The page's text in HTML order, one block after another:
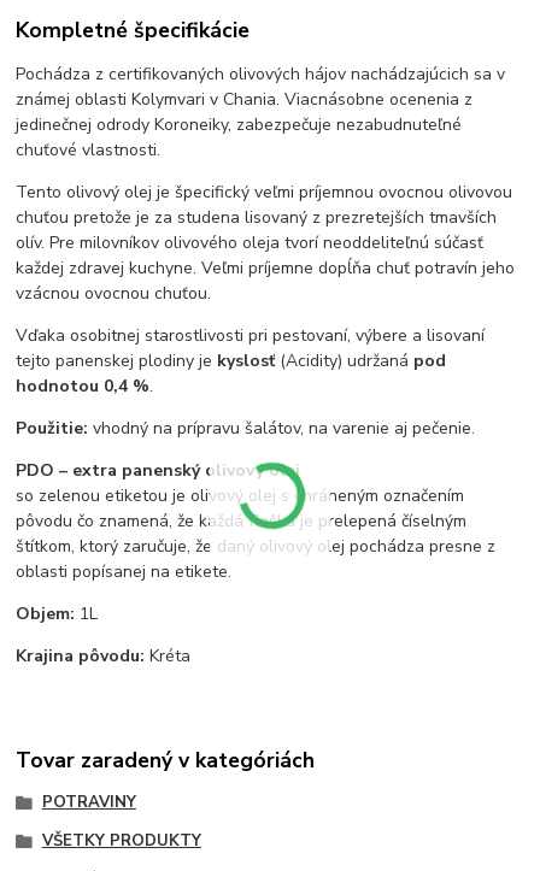
Kompletné špecifikácie
Pochádza z certifikovaných olivových hájov nachádzajúcich sa v
známej oblasti Kolymvari v Chania. Viacnásobne ocenenia z
jedinečnej odrody Koroneiky, zabezpečuje nezabudnuteľné
chuťové vlastnosti.
Tento olivový olej je špecifický veľmi príjemnou ovocnou olivovou
chuťou pretože je za studena lisovaný z prezretejších tmavších
olív. Pre milovníkov olivového oleja tvorí neoddeliteľnú súčasť
každej zdravej kuchyne. Veľmi príjemne dopĺňa chuť potravín jeho
vzácnou ovocnou chuťou.
Vďaka osobitnej starostlivosti pri pestovaní, výbere a lisovaní
tejto panenskej plodiny je kyslosť(Acidity) udržaná pod
hodnotou 0,4 %.
Použitie: vhodný na prípravu šalátov, na varenie aj pečenie.
PDO – extra panenský olivový olej
so zelenou etiketou je olivový olej s chráneným označením
pôvodu čo znamená, že každá fľaška je prelepená číselným
štítkom, ktorý zaručuje, že daný olivový olej pochádza presne z
oblasti popísanej na etikete.
Objem: 1L
Krajina pôvodu:Kréta
Tovar zaradený v kategóriách
POTRAVINY
VŠETKY PRODUKTY